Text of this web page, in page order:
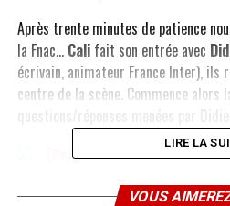
Après trente minutes de patience
la Fnac… Cali fait son entrée avec
écrivain, animateur France Inter), ils
centre de la scène. Commence
LIRE LA
VOUS